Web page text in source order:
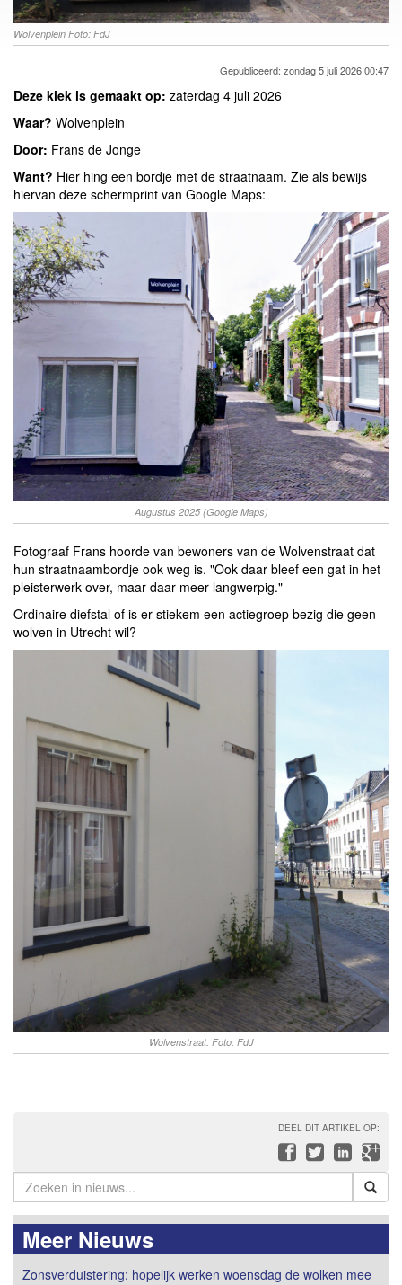
Wolvenplein Foto: FdJ
Gepubliceerd: zondag 5 juli 2026 00:47
Deze kiek is gemaakt op: zaterdag 4 juli 2026
Waar? Wolvenplein
Door: Frans de Jonge
Want? Hier hing een bordje met de straatnaam. Zie als bewijs
hiervan deze schermprint van Google Maps:
Augustus 2025 (Google Maps)
Fotograaf Frans hoorde van bewoners van de Wolvenstraat dat
hun straatnaambordje ook weg is. "Ook daar bleef een gat in het
pleisterwerk over, maar daar meer langwerpig."
Ordinaire diefstal of is er stiekem een actiegroep bezig die geen
wolven in Utrecht wil?
Wolvenstraat. Foto: FdJ
DEEL DIT ARTIKEL OP:
Meer Nieuws
Zonsverduistering: hopelijk werken woensdag de wolken mee